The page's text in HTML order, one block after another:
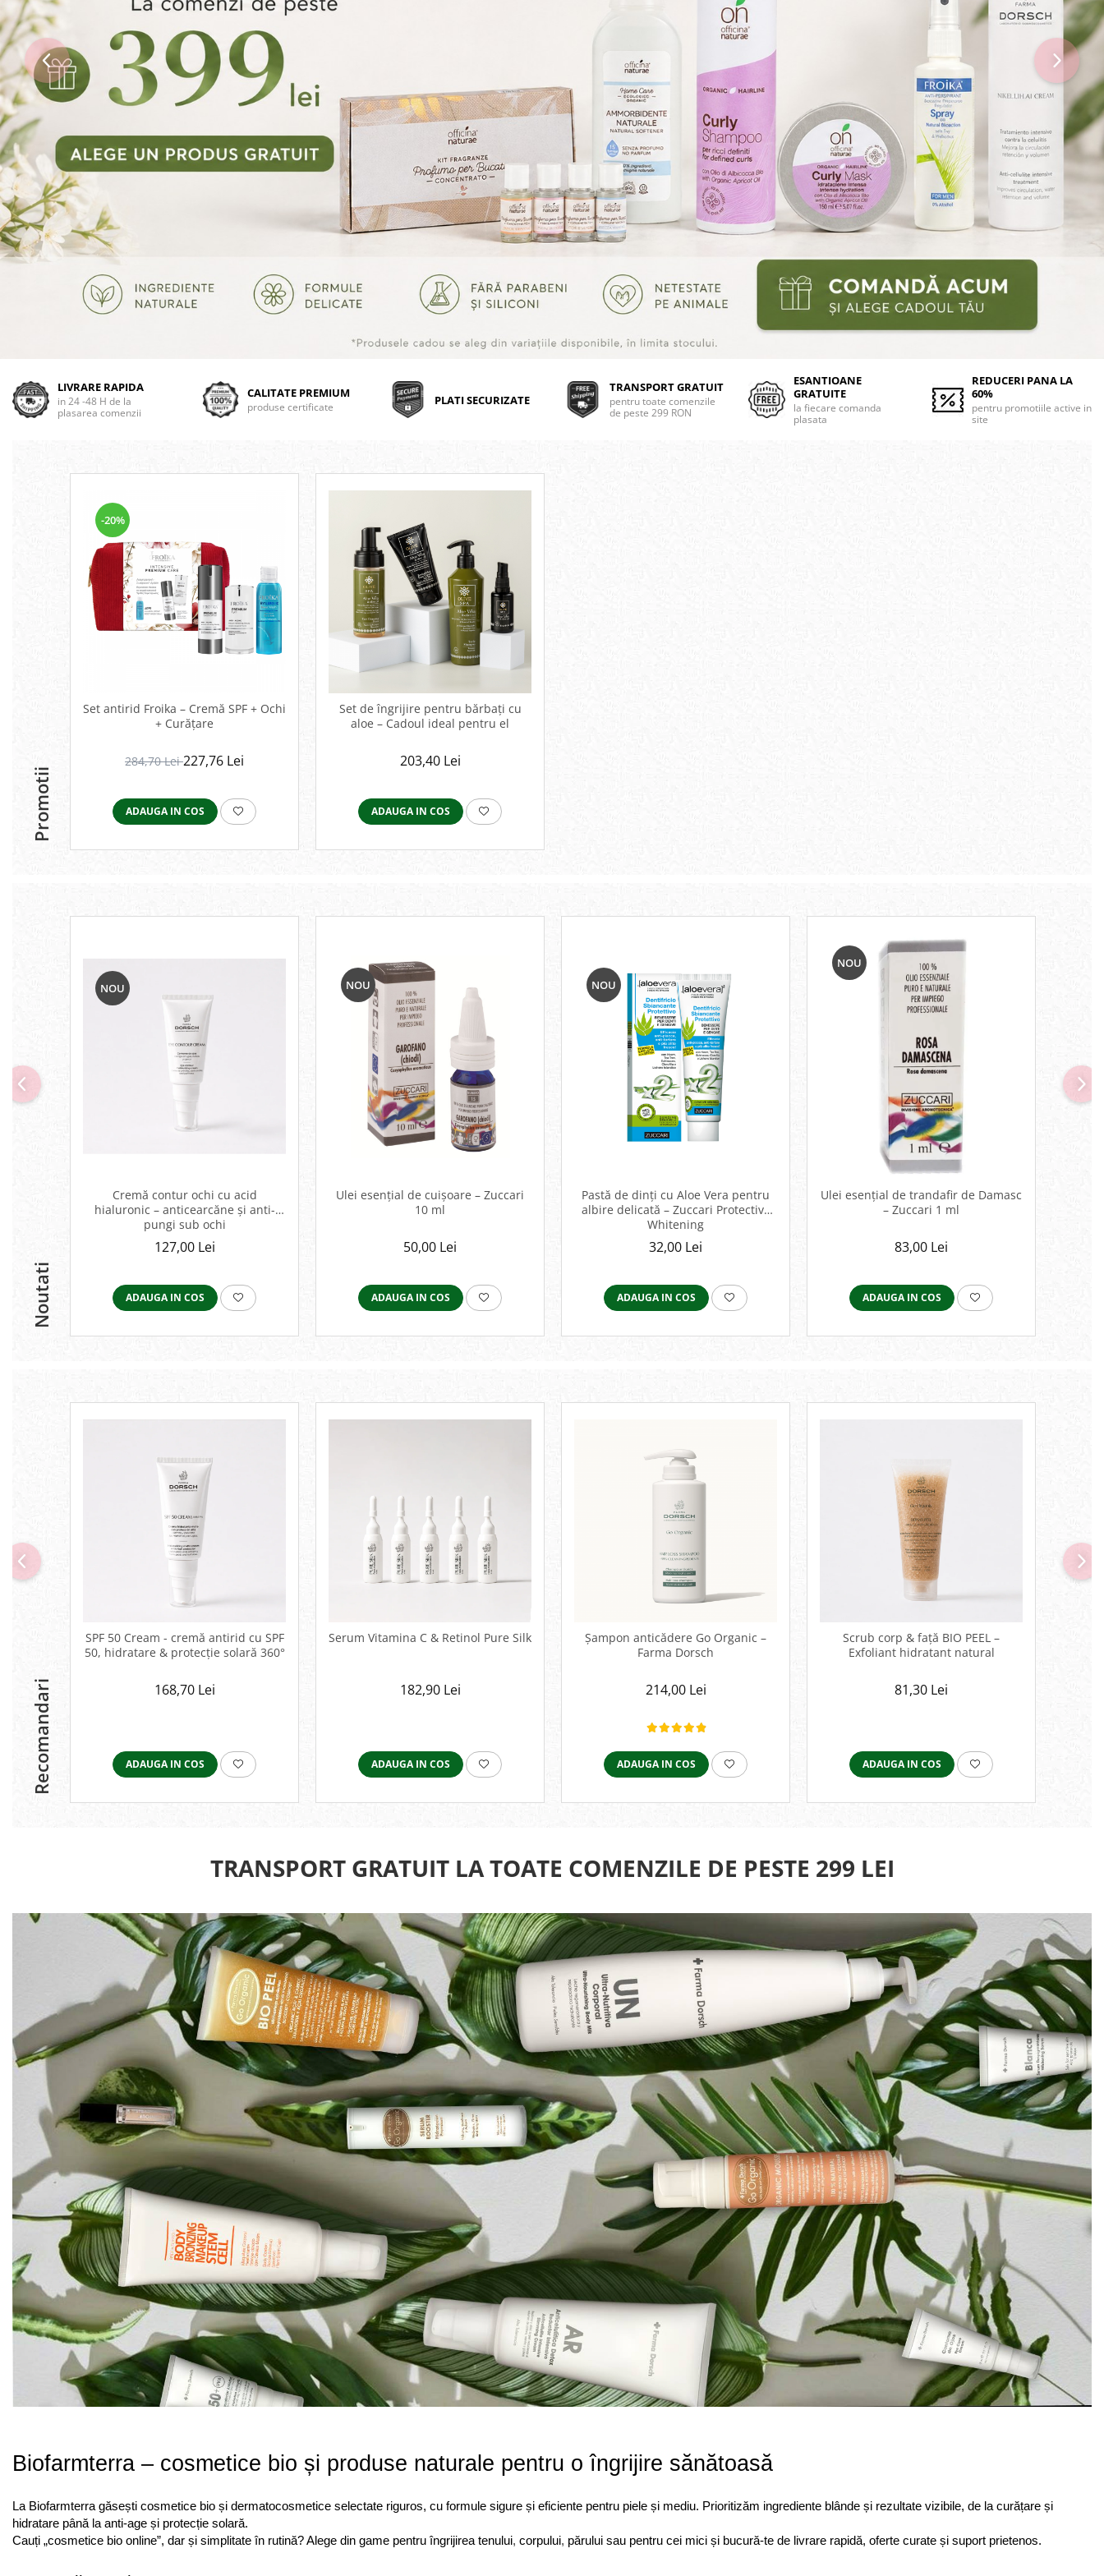
LIVRARE RAPIDA
in 24 -48 H de la
plasarea comenzii
CALITATE PREMIUM
produse certificate PLATI SECURIZATE
TRANSPORT GRATUIT
pentru toate comenzile
de peste 299 RON
ESANTIOANE
GRATUITE
la fiecare comanda
plasata
REDUCERI PANA LA
60%
pentru promotiile active in
site
Promotii
-20%
Set antirid Froika – Cremă SPF + Ochi
+ Curățare
284,70 Lei227,76 Lei
ADAUGA IN COS
Set de îngrijire pentru bărbați cu
aloe – Cadoul ideal pentru el
203,40 Lei
ADAUGA IN COS
Noutati
NOU
Cremă contur ochi cu acid
hialuronic – anticearcăne și anti-
pungi sub ochi
127,00 Lei
ADAUGA IN COS
NOU
Ulei esențial de cuișoare – Zuccari
10 ml
50,00 Lei
ADAUGA IN COS
NOU
Pastă de dinți cu Aloe Vera pentru
albire delicată – Zuccari Protective
Whitening
32,00 Lei
ADAUGA IN COS
NOU
Ulei esențial de trandafir de Damasc
– Zuccari 1 ml
83,00 Lei
ADAUGA IN COS
Recomandari
SPF 50 Cream - cremă antirid cu SPF
50, hidratare & protecție solară 360°
168,70 Lei
ADAUGA IN COS
Serum Vitamina C & Retinol Pure Silk
182,90 Lei
ADAUGA IN COS
Șampon anticădere Go Organic –
Farma Dorsch
214,00 Lei
ADAUGA IN COS
Scrub corp & față BIO PEEL –
Exfoliant hidratant natural
81,30 Lei
ADAUGA IN COS
TRANSPORT GRATUIT LA TOATE COMENZILE DE PESTE 299 LEI
Biofarmterra – cosmetice bio și produse naturale pentru o îngrijire sănătoasă
La Biofarmterra găsești cosmetice bio și dermatocosmetice selectate riguros, cu formule sigure și eficiente pentru piele și mediu. Prioritizăm ingrediente blânde și rezultate vizibile, de la curățare și
hidratare până la anti-age și protecție solară.
Cauți „cosmetice bio online”, dar și simplitate în rutină? Alege din game pentru îngrijirea tenului, corpului, părului sau pentru cei mici și bucură-te de livrare rapidă, oferte curate și suport prietenos.